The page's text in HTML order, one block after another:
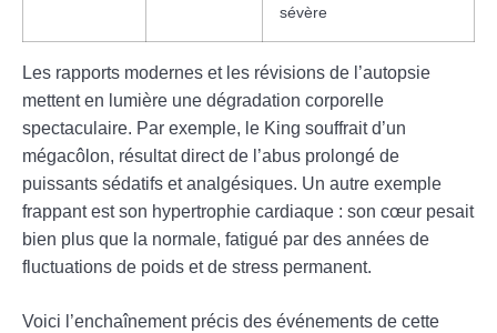
sévère
Les rapports modernes et les révisions de l’autopsie
mettent en lumière une dégradation corporelle
spectaculaire. Par exemple, le King souffrait d’un
mégacôlon, résultat direct de l’abus prolongé de
puissants sédatifs et analgésiques. Un autre exemple
frappant est son hypertrophie cardiaque : son cœur pesait
bien plus que la normale, fatigué par des années de
fluctuations de poids et de stress permanent.
Voici l’enchaînement précis des événements de cette